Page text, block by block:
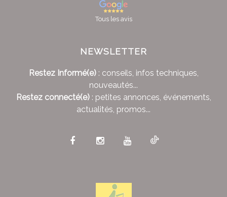
Tous les avis
NEWSLETTER
Restez Informé(e): conseils, infos techniques,
nouveautés...
Restez connecté(e): petites annonces, événements,
actualités, promos...